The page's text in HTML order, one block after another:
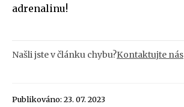
adrenalinu!
Našli jste v článku chybu?Kontaktujte nás
Publikováno: 23. 07. 2023